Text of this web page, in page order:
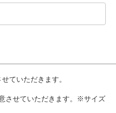
ていただきます。
させていただきます。※サイズ